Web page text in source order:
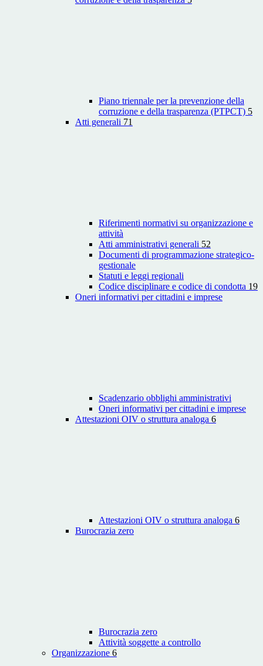
Piano triennale per la prevenzione della
corruzione e della trasparenza (PTPCT) 5
Atti generali 71
Riferimenti normativi su organizzazione e
attività
Atti amministrativi generali 52
Documenti di programmazione strategico-
gestionale
Statuti e leggi regionali
Codice disciplinare e codice di condotta 19
Oneri informativi per cittadini e imprese
Scadenzario obblighi amministrativi
Oneri informativi per cittadini e imprese
Attestazioni OIV o struttura analoga 6
Attestazioni OIV o struttura analoga 6
Burocrazia zero
Burocrazia zero
Attività soggette a controllo
Organizzazione 6